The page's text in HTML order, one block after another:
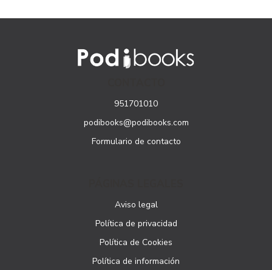
951701010
podibooks@podibooks.com
Formulario de contacto
Aviso legal
Política de privacidad
Política de Cookies
Política de información